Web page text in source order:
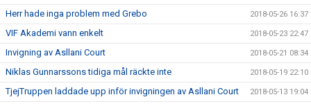
Herr hade inga problem med Grebo 2018-05-26 16:37
VIF Akademi vann enkelt 2018-05-23 22:47
Invigning av Asllani Court 2018-05-21 08:34
Niklas Gunnarssons tidiga mål räckte inte 2018-05-19 22:10
TjejTruppen laddade upp inför invigningen av Asllani Court 2018-05-13 19:04